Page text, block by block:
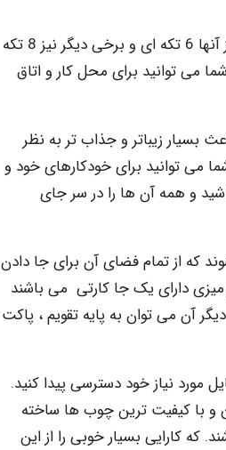
ست رومیزی مدرن از تکه های متفاوت تشکیل شده است که برخی از آنها 6 تکه ای و برخی دیگر نیز 8 تکه
می توانید برای محل کار و اتاق
بسیار زیباتر و جذاب تر به نظر
می توانید برای خودکارهای خود و
و همه آن ها را در سر جای
که از تمام فضای آن برای جا دادن
دارای یک جا کارتی می باشند
آن می توان به پایه تقویم ، پاکت
مورد نیاز خود دسترسی پیدا کنید.
با کیفیت ترین چوب ها ساخته
کارایی بسیار خوبی را از این